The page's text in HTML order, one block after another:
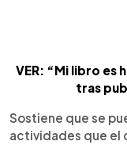
VER: “Mi libro es
tras
Sostiene que se
actividades que el